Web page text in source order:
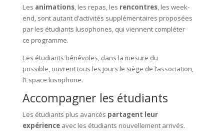
Les animations, les repas, les rencontres, les week-
end, sont autant d’activités supplémentaires proposées
par les étudiants lusophones, qui viennent compléter
ce programme.
Les étudiants bénévoles, dans la mesure du
possible, ouvrent tous les jours le siège de l’association,
l’Espace lusophone.
Accompagner les étudiants
Les étudiants plus avancés partagent leur
expérienceavec les étudiants nouvellement arrivés.